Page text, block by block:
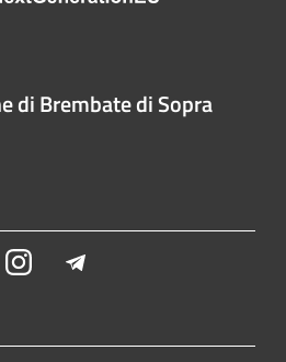
di Brembate di Sopra
Instagram